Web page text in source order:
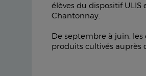
élèves du dispositif ULIS
Chantonnay.
De septembre à juin,
produits cultivés auprès